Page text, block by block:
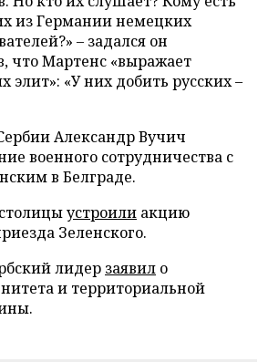
из Германии немецких
– задался он
что Мартенс «выражает
элит»: «У них добить русских –
Александр Вучич
военного сотрудничества с
в Белграде.
устроили акцию
Зеленского.
лидер заявил о
и территориальной